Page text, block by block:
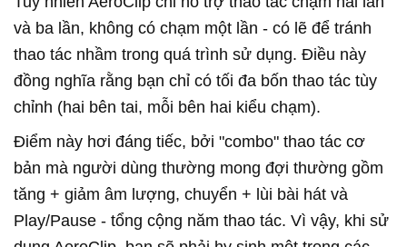
và ba lần, không có chạm một lần - có lẽ để tránh
thao tác nhầm trong quá trình sử dụng. Điều này
đồng nghĩa rằng bạn chỉ có tối đa bốn thao tác tùy
chỉnh (hai bên tai, mỗi bên hai kiểu chạm).
Điểm này hơi đáng tiếc, bởi "combo" thao tác cơ
bản mà người dùng thường mong đợi thường gồm
tăng + giảm âm lượng, chuyển + lùi bài hát và
Play/Pause - tổng cộng năm thao tác. Vì vậy, khi sử